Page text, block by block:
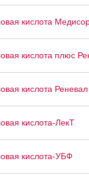
кислота
кислота плюс
кислота Реневал
кислота-ЛекТ
кислота-УБФ